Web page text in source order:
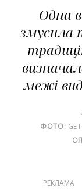
Одна
змусила
межі
ФОТО: